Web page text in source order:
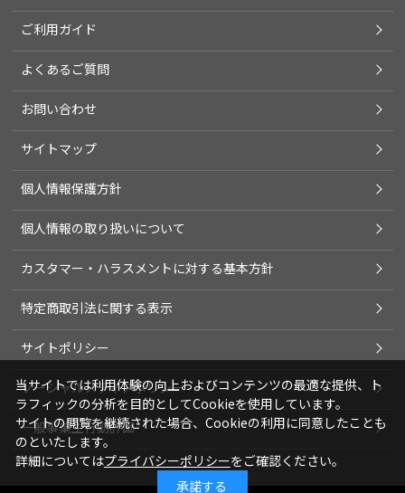
ご利用ガイド
よくあるご質問
お問い合わせ
サイトマップ
個人情報保護方針
個人情報の取り扱いについて
カスタマー・ハラスメントに対する基本方針
特定商取引法に関する表示
サイトポリシー
ソーシャルメディアポリシー
一般事業主行動計画
当サイトでは利用体験の向上およびコンテンツの最適な提供、ト
ラフィックの分析を目的としてCookieを使用しています。
サイトの閲覧を継続された場合、Cookieの利用に同意したことも
のといたします。
詳細についてはプライバシーポリシーをご確認ください。
承諾する